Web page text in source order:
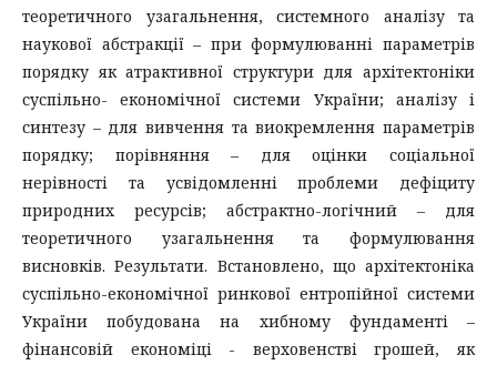
теоретичного узагальнення, системного аналізу та
наукової абстракції – при формулюванні параметрів
порядку як атрактивної структури для архітектоніки
суспільно- економічної системи України; аналізу і
синтезу – для вивчення та виокремлення параметрів
порядку; порівняння – для оцінки соціальної
нерівності та усвідомленні проблеми дефіциту
природних ресурсів; абстрактно-логічний – для
теоретичного узагальнення та формулювання
висновків. Результати. Встановлено, що архітектоніка
суспільно-економічної ринкової ентропійної системи
України побудована на хибному фундаменті –
фінансовій економіці - верховенстві грошей, як